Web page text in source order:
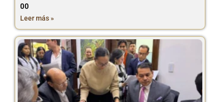
00
Leer más »